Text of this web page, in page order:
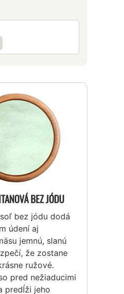
BEZ JÓDU
bez jódu dodá
údení aj
jemnú, slanú
že zostane
ružové.
pred nežiaducimi
predĺži jeho